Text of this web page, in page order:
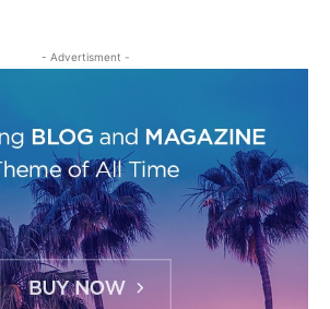
- Advertisment -